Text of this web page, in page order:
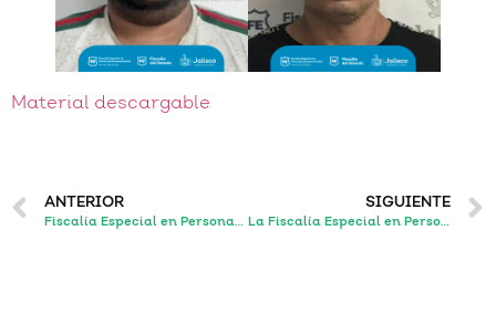
Material descargable
ANTERIOR
Fiscalía Especial en Personas Desaparecidas localiza sano y salvo a estudiante por el que existía una denuncia por desaparición
SIGUIENTE
La Fiscalía Especial en Personas Desaparecidas, a través de Alerta Amber localiza a una adolescente sana y salva en Guadalajara